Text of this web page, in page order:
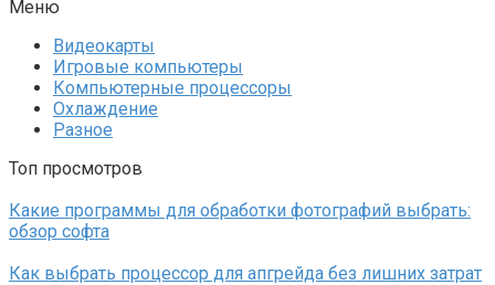
Меню
Видеокарты
Игровые компьютеры
Компьютерные процессоры
Охлаждение
Разное
Топ просмотров
Какие программы для обработки фотографий выбрать:
обзор софта
Как выбрать процессор для апгрейда без лишних затрат